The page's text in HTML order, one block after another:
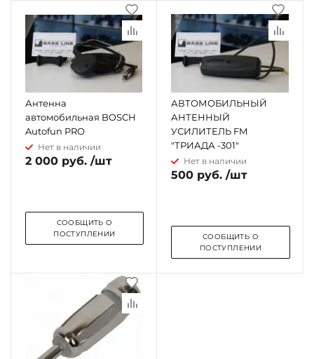
Антенна
автомобильная BOSCH
Autofun PRO
Нет в наличии
2 000 руб. /шт
СООБЩИТЬ О
ПОСТУПЛЕНИИ
АВТОМОБИЛЬНЫЙ
АНТЕННЫЙ
УСИЛИТЕЛЬ FM
"ТРИАДА -301"
Нет в наличии
500 руб. /шт
СООБЩИТЬ О
ПОСТУПЛЕНИИ